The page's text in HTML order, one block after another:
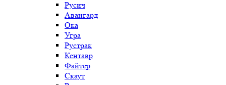
Русич
Авангард
Ока
Угра
Рустрак
Кентавр
Файтер
Скаут